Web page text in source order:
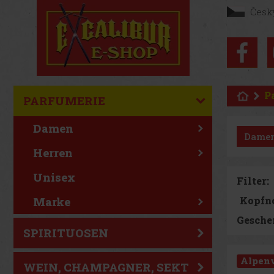
PARFUMERIE
Damen
Herren
Unisex
Marke
SPIRITUOSEN
WEIN, CHAMPAGNER, SEKT
Filter: